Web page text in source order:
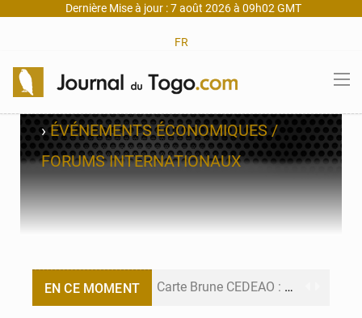
Dernière Mise à jour : 7 août 2026 à 09h02 GMT
FR
›ÉVÉNEMENTS ÉCONOMIQUES /
FORUMS INTERNATIONAUX
EN CE MOMENT Carte Brune CEDEAO : Lomé mise sur la digitalisation des sinistres